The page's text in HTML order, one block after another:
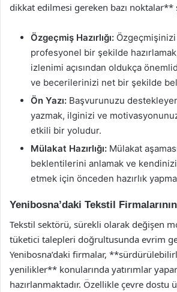
dikkat edilmesi gereken bazı noktalar**
Özgeçmiş Hazırlığı:
profesyonel bir şekilde
izlenimi açısından oldukça
ve becerilerinizi net bir şekilde
Ön Yazı: Başvurunuzu
yazmak, ilginizi ve
etkili bir yoludur.
Mülakat Hazırlığı: Mülakat
beklentilerini anlamak ve
etmek için önceden hazırlık
Yenibosna’daki Tekstil
Tekstil sektörü, sürekli olarak değişen
tüketici talepleri doğrultusunda evrim
Yenibosna’daki firmalar,
yenilikler** konularında yatırımlar
hazırlanmaktadır. Özellikle çevre